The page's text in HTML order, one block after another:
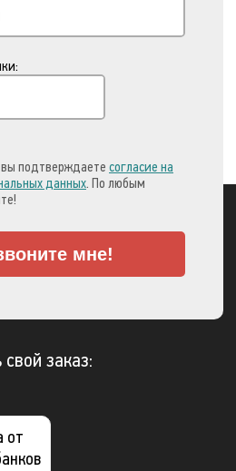
подтверждаете согласие на
данных. По любым
мне!
заказ:
от